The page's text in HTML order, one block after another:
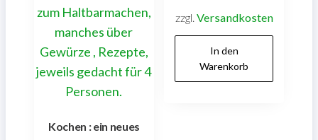
Kochen : ein neues
zzgl. Versandkosten
In den
Warenkorb